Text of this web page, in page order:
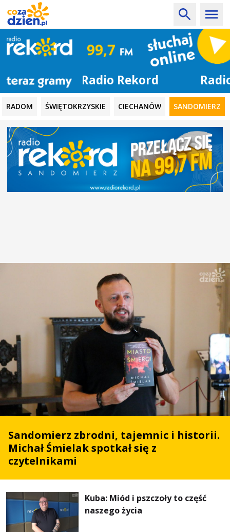
Radio Rekord
RADOM ŚWIĘTOKRZYSKIE CIECHANÓW SANDOMIERZ
Sandomierz zbrodni, tajemnic i historii.
Michał Śmielak spotkał się z
czytelnikami
Kuba: Miód i pszczoły to część
naszego życia